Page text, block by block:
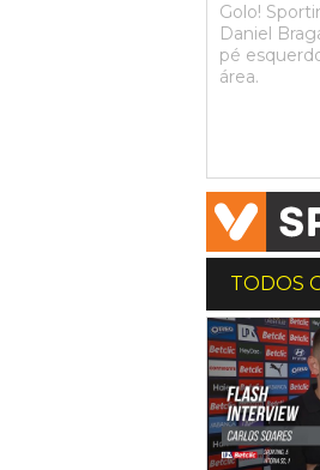
Golo!
Daniel
pé
área.
TODOS